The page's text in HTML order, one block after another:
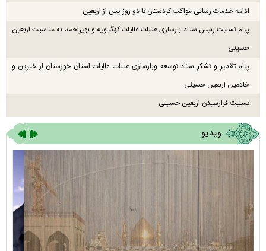
ادامه خدمات رسانی مواکب کردستان تا دو روز پس از اربعین
پیام تسلیت رئیس ستاد بازسازی عتبات عالیات کهگیلویه و بویراحمد به مناسبت اربعین
حسینی
پیام تقدیر و تشکر ستاد توسعه وبازسازی عتبات عالیات استان خوزستان از خیرین و
خادمین اربعین حسینی
تسلیت فرارسیدن اربعین حسینی
ویدیو